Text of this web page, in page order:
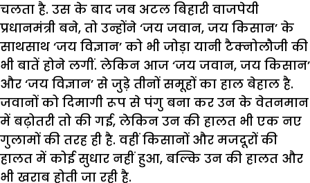
चलता है. उस के बाद जब अटल बिहारी वाजपेयी
प्रधानमंत्री बने, तो उन्होंने ‘जय जवान, जय किसान’ के
साथसाथ ‘जय विज्ञान’ को भी जोड़ा यानी टैक्नोलौजी की
भी बातें होने लगीं. लेकिन आज ‘जय जवान, जय किसान’
और ‘जय विज्ञान’ से जुड़े तीनों समूहों का हाल बेहाल है.
जवानों को दिमागी रूप से पंगु बना कर उन के वेतनमान
में बढ़ोतरी तो की गई, लेकिन उन की हालत भी एक नए
गुलामों की तरह ही है. वहीं किसानों और मजदूरों की
हालत में कोई सुधार नहीं हुआ, बल्कि उन की हालत और
भी खराब होती जा रही है.